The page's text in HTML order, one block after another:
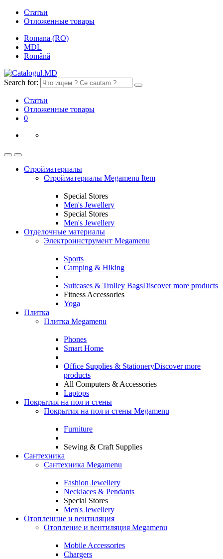
Статьи
Отложенные товары
Romana (RO)
MDL
Română
Search for:
Статьи
Отложенные товары
0
Стройматериалы
Стройматериалы Megamenu Item
Special Stores
Men's Jewellery
Special Stores
Men's Jewellery
Отделочные материалы
Электроинструмент Megamenu
Sports
Camping & Hiking
Suitcases & Trolley BagsDiscover more products
Fitness Accessories
Yoga
Плитка
Плитка Megamenu
Phones
Smart Home
Office Supplies & StationeryDiscover more
products
All Computers & Accessories
Laptops
Покрытия на пол и стены
Покрытия на пол и стены Megamenu
Furniture
Sewing & Craft Supplies
Сантехника
Сантехника Megamenu
Fashion Jewellery
Necklaces & Pendants
Special Stores
Men's Jewellery
Отопленние и вентиляция
Отопление и вентиляция Megamenu
Mobile Accessories
Chargers